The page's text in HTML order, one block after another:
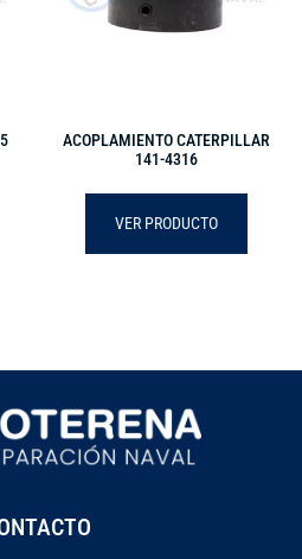
ACOPLAMIENTO CATERPILLAR
141-4316
VER PRODUCTO